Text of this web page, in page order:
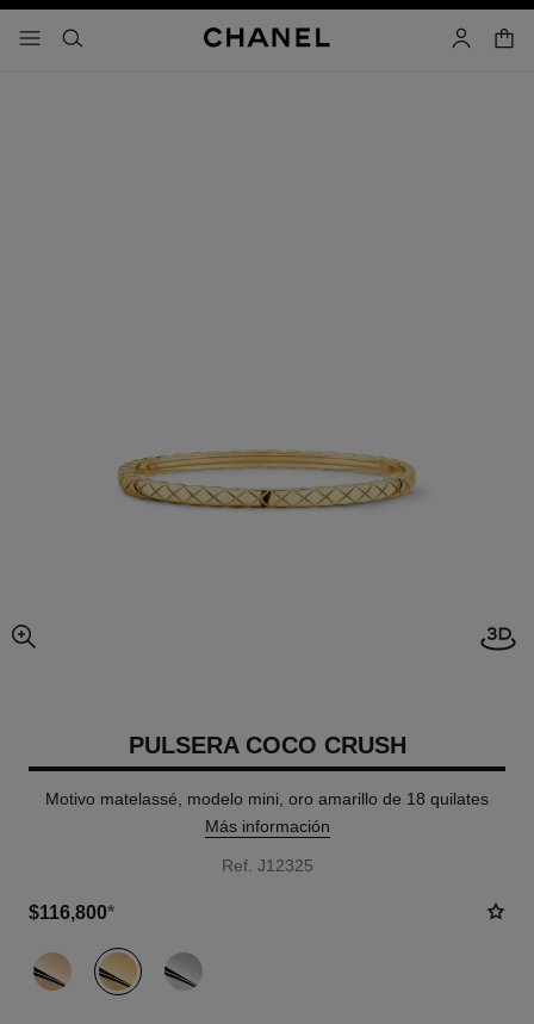
- navegación principal
buscar cuenta
carrito
imagen agrandada
PULSERA COCO CRUSH
Motivo matelassé, modelo mini, oro amarillo de 18 quilates
Más información
Ref. J12325
$116,800*
variante (3)